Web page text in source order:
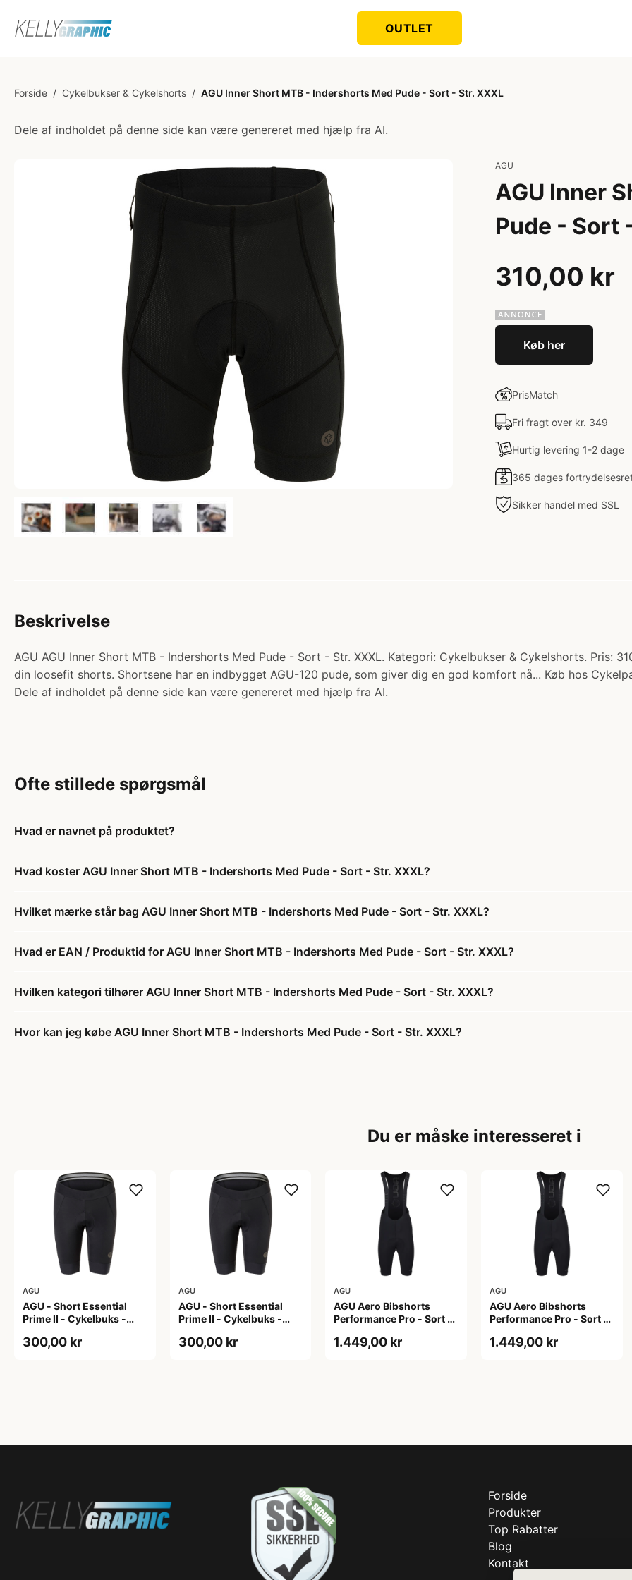
OUTLET
Forside / Cykelbukser & Cykelshorts / AGU Inner Short MTB - Indershorts Med Pude - Sort - Str. XXXL
Dele af indholdet på denne side kan være genereret med hjælp fra AI.
AGU
AGU Inner
Pude - Sort
310,00 kr
Køb her
PrisMatch
Fri fragt over kr. 349
Hurtig levering 1-2 dage
365 dages
Sikker handel med SSL
Beskrivelse
AGU AGU Inner Short MTB - Indershorts Med Pude - Sort - Str. XXXL. Kategori: Cykelbukser & Cykelshorts. Pris:
din loosefit shorts. Shortsene har en indbygget AGU-120 pude, som giver dig en god komfort nå... Køb hos
Dele af indholdet på denne side kan være genereret med hjælp fra AI.
Ofte stillede spørgsmål
Hvad er navnet på produktet?
Hvad koster AGU Inner Short MTB - Indershorts Med Pude - Sort - Str. XXXL?
Hvilket mærke står bag AGU Inner Short MTB - Indershorts Med Pude - Sort - Str. XXXL?
Hvad er EAN / Produktid for AGU Inner Short MTB - Indershorts Med Pude - Sort - Str. XXXL?
Hvilken kategori tilhører AGU Inner Short MTB - Indershorts Med Pude - Sort - Str. XXXL?
Hvor kan jeg købe AGU Inner Short MTB - Indershorts Med Pude - Sort - Str. XXXL?
Du er måske interesseret i
AGU
AGU - Short Essential
Prime II - Cykelbuks -
300,00 kr
AGU
AGU - Short Essential
Prime II - Cykelbuks -
300,00 kr
AGU
AGU Aero Bibshorts
Performance Pro - Sort -
1.449,00 kr
AGU
AGU Aero Bibshorts
Performance Pro - Sort -
1.449,00 kr
Forside
Produkter
Top Rabatter
Blog
Kontakt